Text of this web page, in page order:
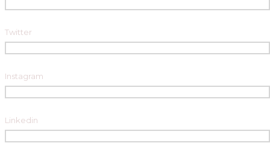
Twitter
Instagram
Linkedin